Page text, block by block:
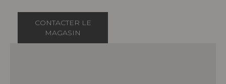
CONTACTER LE
MAGASIN